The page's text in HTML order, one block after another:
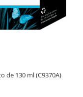
de 130 ml (C9370A)